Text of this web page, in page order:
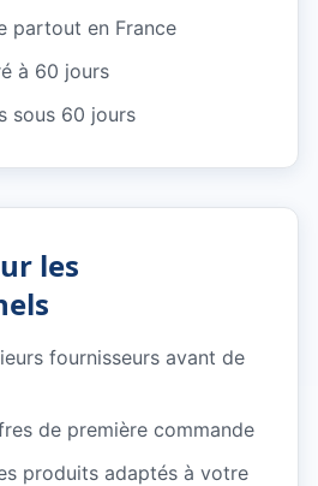
partout en France
à 60 jours
sous 60 jours
les
fournisseurs avant de
de première commande
produits adaptés à votre